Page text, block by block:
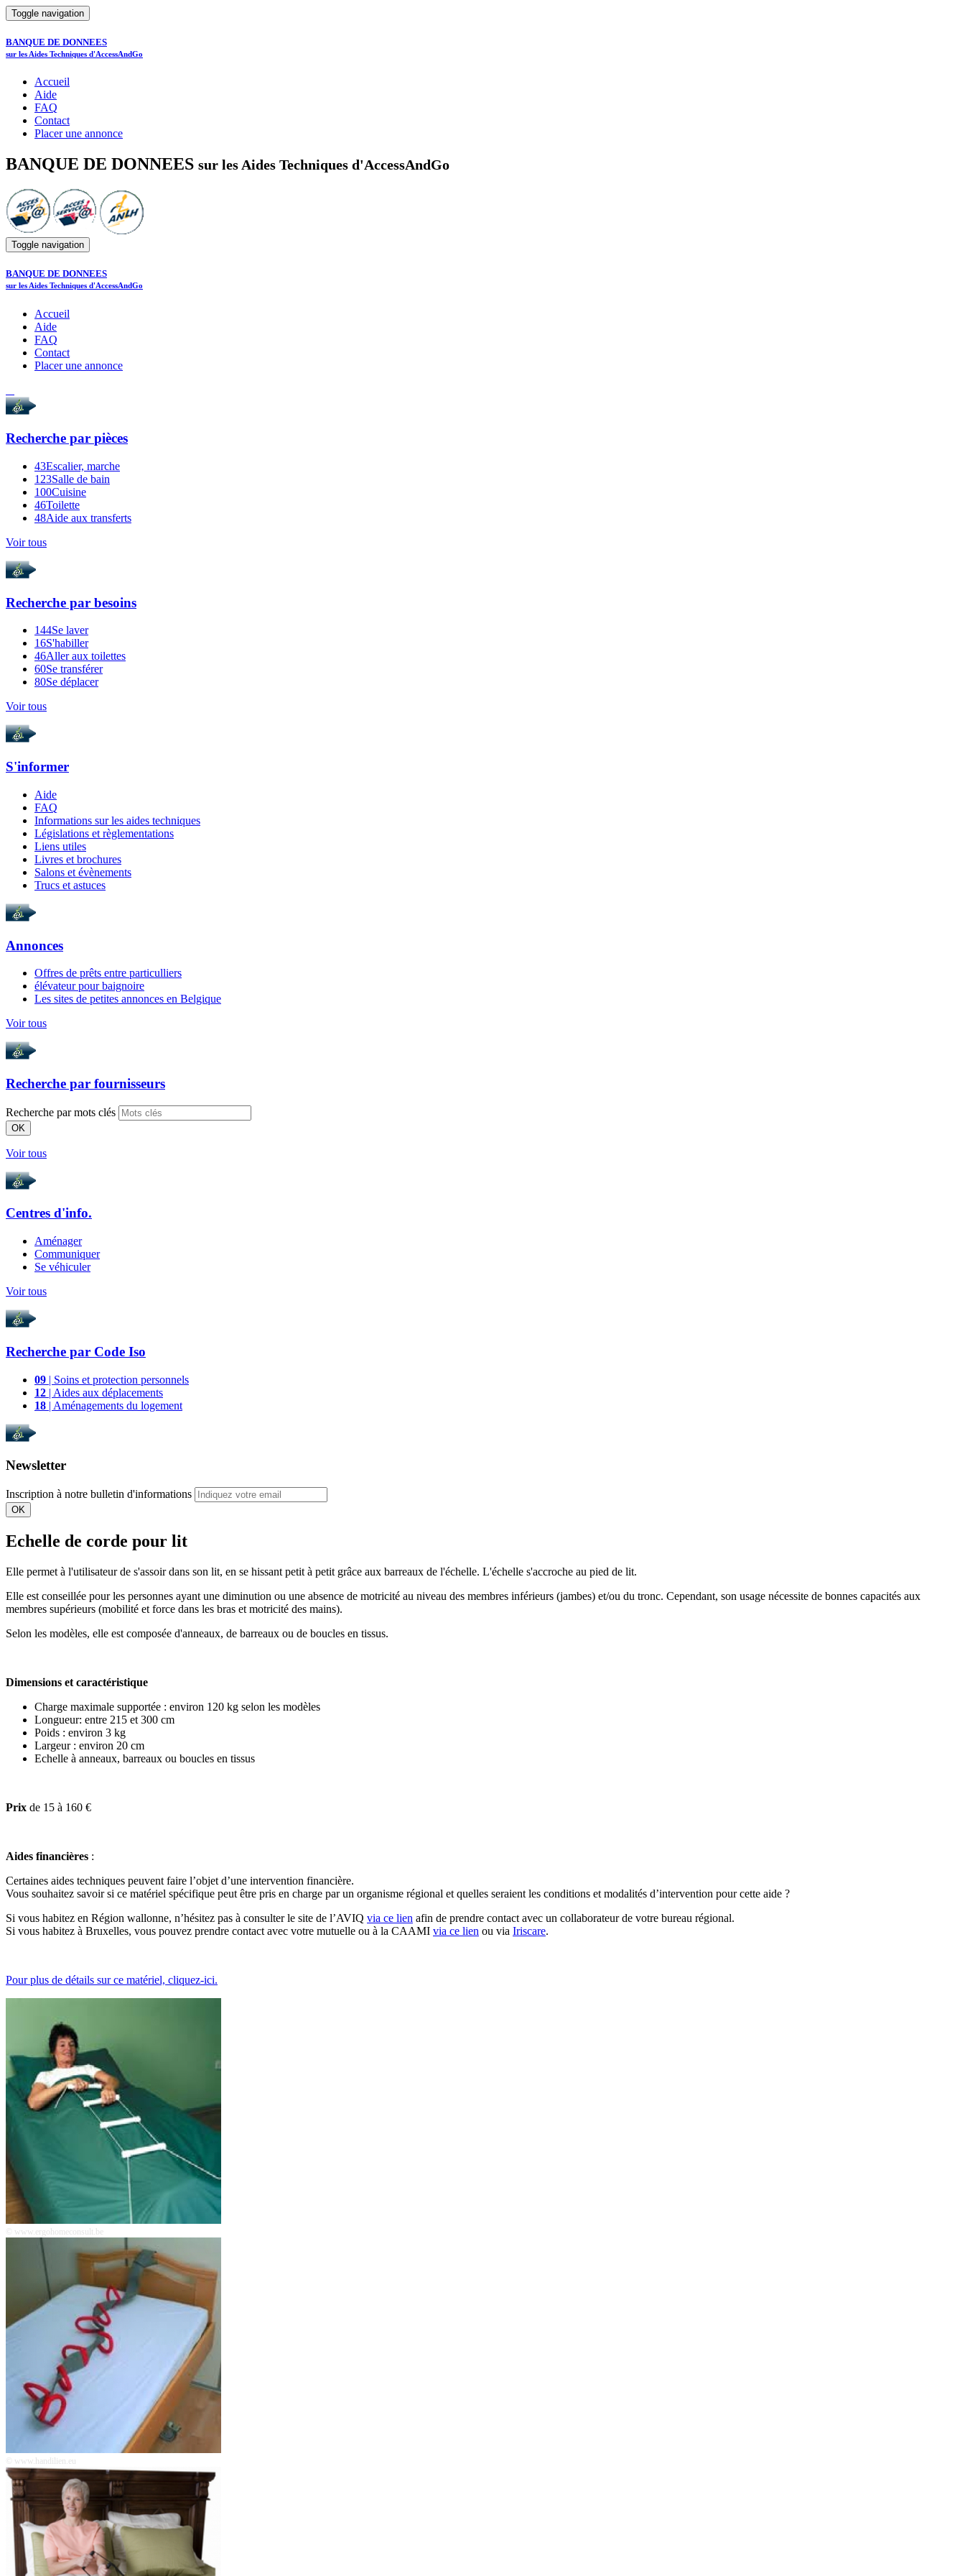
Toggle navigation
BANQUE DE DONNEES
sur les Aides Techniques d'AccessAndGo
Accueil
Aide
FAQ
Contact
Placer une annonce
BANQUE DE DONNEES sur les Aides Techniques d'AccessAndGo
Toggle navigation
BANQUE DE DONNEES
sur les Aides Techniques d'AccessAndGo
Accueil
Aide
FAQ
Contact
Placer une annonce
Recherche par pièces
43Escalier, marche
123Salle de bain
100Cuisine
46Toilette
48Aide aux transferts
Voir tous
Recherche par besoins
144Se laver
16S'habiller
46Aller aux toilettes
60Se transférer
80Se déplacer
Voir tous
S'informer
Aide
FAQ
Informations sur les aides techniques
Législations et règlementations
Liens utiles
Livres et brochures
Salons et évènements
Trucs et astuces
Annonces
Offres de prêts entre particulliers
élévateur pour baignoire
Les sites de petites annonces en Belgique
Voir tous
Recherche par fournisseurs
Recherche par mots clés
OK
Voir tous
Centres d'info.
Aménager
Communiquer
Se véhiculer
Voir tous
Recherche par Code Iso
09 | Soins et protection personnels
12 | Aides aux déplacements
18 | Aménagements du logement
Newsletter
Inscription à notre bulletin d'informations
OK
Echelle de corde pour lit
Elle permet à l'utilisateur de s'assoir dans son lit, en se hissant petit à petit grâce aux barreaux de l'échelle. L'échelle s'accroche au pied de lit.
Elle est conseillée pour les personnes ayant une diminution ou une absence de motricité au niveau des membres inférieurs (jambes) et/ou du tronc. Cependant, son usage nécessite de bonnes capacités aux
membres supérieurs (mobilité et force dans les bras et motricité des mains).
Selon les modèles, elle est composée d'anneaux, de barreaux ou de boucles en tissus.
Dimensions et caractéristique
Charge maximale supportée : environ 120 kg selon les modèles
Longueur: entre 215 et 300 cm
Poids : environ 3 kg
Largeur : environ 20 cm
Echelle à anneaux, barreaux ou boucles en tissus
Prix de 15 à 160 €
Aides financières :
Certaines aides techniques peuvent faire l’objet d’une intervention financière.
Vous souhaitez savoir si ce matériel spécifique peut être pris en charge par un organisme régional et quelles seraient les conditions et modalités d’intervention pour cette aide ?
Si vous habitez en Région wallonne, n’hésitez pas à consulter le site de l’AVIQ via ce lien afin de prendre contact avec un collaborateur de votre bureau régional.
Si vous habitez à Bruxelles, vous pouvez prendre contact avec votre mutuelle ou à la CAAMI via ce lien ou via Iriscare.
Pour plus de détails sur ce matériel, cliquez-ici.
© www.ergohomeconsult.be
© www.handilien.eu